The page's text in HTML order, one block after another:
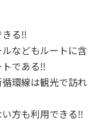
る‼
などもルートに含
である‼
環線は観光で訪れ
方も利用できる‼